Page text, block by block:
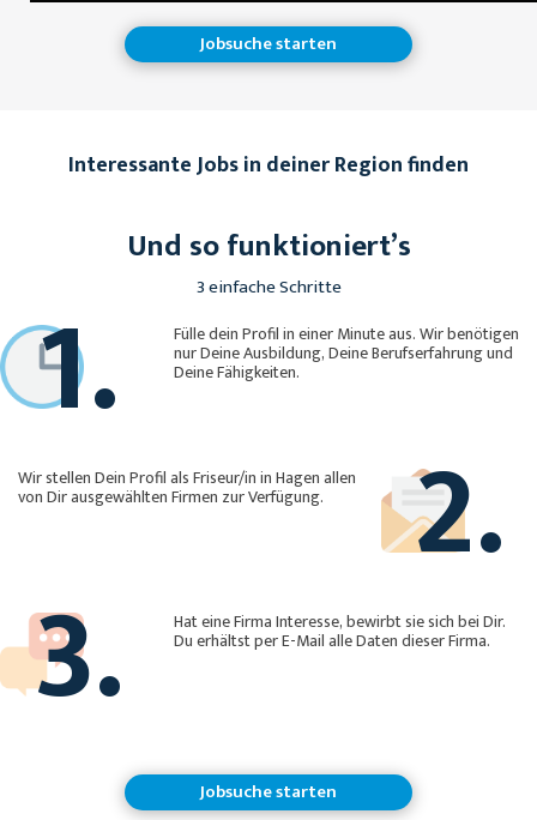
Jobsuche starten
Interessante Jobs in deiner Region finden
Und so funktioniert’s
3 einfache Schritte
1. Fülle dein Profil in einer Minute aus. Wir benötigen
nur Deine Ausbildung, Deine Berufserfahrung und
Deine Fähigkeiten.
2.
Wir stellen Dein Profil als Friseur/in in Hagen allen
von Dir ausgewählten Firmen zur Verfügung.
3. Hat eine Firma Interesse, bewirbt sie sich bei Dir.
Du erhältst per E-Mail alle Daten dieser Firma.
Jobsuche starten